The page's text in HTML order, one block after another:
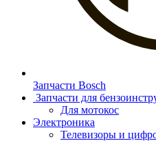
Запчасти Bosch
Запчасти для
Для мотокос
Электроника
Телевизоры и